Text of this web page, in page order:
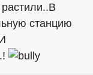
станцию